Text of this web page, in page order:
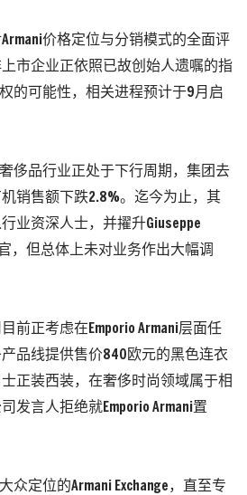
Armani价格定位与分销模式的全面评
市企业正依照已故创始人遗嘱的指
的可能性，相关进程预计于9月启
侈品行业正处于下行周期，集团去
销售额下跌2.8%。迄今为止，其
业资深人士，并擢升Giuseppe
，但总体上未对业务作出大幅调
前正考虑在 Emporio Armani层面任
品线提供售价840 欧元的黑色连衣
正装西装，在奢侈时尚领域属于相
发言人拒绝就 Emporio Armani置
众定位的Armani Exchange ，直至专